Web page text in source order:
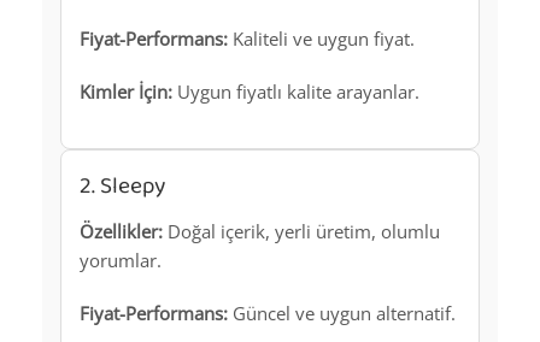
Fiyat-Performans: Kaliteli ve uygun fiyat.
Kimler İçin: Uygun fiyatlı kalite arayanlar.
2. Sleepy
Özellikler: Doğal içerik, yerli üretim, olumlu
yorumlar.
Fiyat-Performans: Güncel ve uygun alternatif.